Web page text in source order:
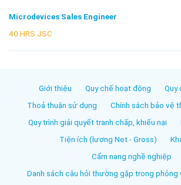
Microdevices Sales Engineer
40 HRS JSC
Giới thiệu Quy chế hoạt động
Quy
Thoả thuận sử dụng
Chính sách bảo vệ
Quy trình giải quyết tranh chấp, khiếu nại
Tiện ích (lương Net - Gross)
Cẩm nang nghề nghiệp
Danh sách câu hỏi thường gặp trong phỏng